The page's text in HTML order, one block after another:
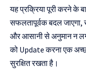
यह प्रक्रिया पूरी करने के
सफलतापूर्वक बदल जाएगा,
और आसानी से अनुमान न
को Update करना एक
सुरक्षित रखता है।